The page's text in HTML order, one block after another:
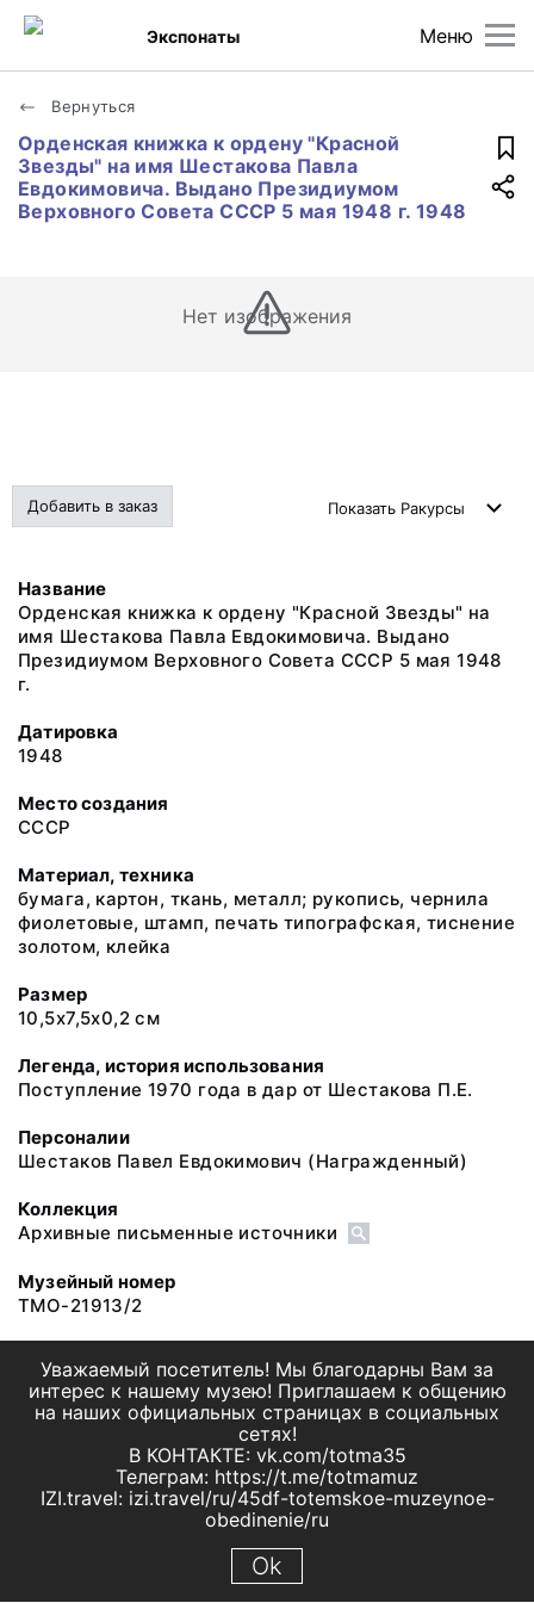
Меню
Экспонаты
Вернуться
Орденская книжка к ордену "Красной
Звезды" на имя Шестакова Павла
Евдокимовича. Выдано Президиумом
Верховного Совета СССР 5 мая 1948 г. 1948
Нет изображения
Добавить в заказ Показать Ракурсы
Название
Орденская книжка к ордену "Красной Звезды" на
имя Шестакова Павла Евдокимовича. Выдано
Президиумом Верховного Совета СССР 5 мая 1948
г.
Датировка
1948
Место создания
СССР
Материал, техника
бумага, картон, ткань, металл; рукопись, чернила
фиолетовые, штамп, печать типографская, тиснение
золотом, клейка
Размер
10,5х7,5х0,2 см
Легенда, история использования
Поступление 1970 года в дар от Шестакова П.Е.
Персоналии
Шестаков Павел Евдокимович (Награжденный)
Коллекция
Архивные письменные источники
Музейный номер
ТМО-21913/2
Уважаемый посетитель! Мы благодарны Вам за
интерес к нашему музею! Приглашаем к общению
на наших официальных страницах в социальных
сетях!
В КОНТАКТЕ: vk.com/totma35
Телеграм: https://t.me/totmamuz
IZI.travel: izi.travel/ru/45df-totemskoe-muzeynoe-
obedinenie/ru
Ok